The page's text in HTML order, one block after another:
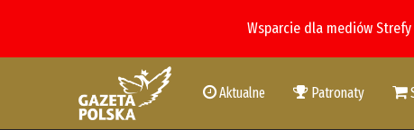
Wsparcie dla mediów
Aktualne Patronaty